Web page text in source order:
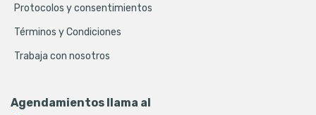
Protocolos y consentimientos
Términos y Condiciones
Trabaja con nosotros
Agendamientos llama al